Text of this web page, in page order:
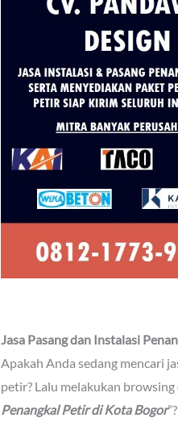
Jasa Pasang dan Instalasi
Apakah Anda sedang mencari
petir? Lalu melakukan
Penangkal Petir di Kota Bogor